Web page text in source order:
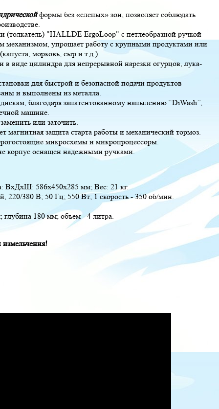
формы без «слепых» зон, позволяет соблюдать
(толкатель) "HALLDE ErgoLoop" с петлеобразной ручкой
механизмом, упрощает работу с крупными продуктами или
морковь, сыр и т.д.).
виде цилиндра для непрерывной нарезки огурцов, лука-
для быстрой и безопасной подачи продуктов
и выполнены из металла.
благодаря запатентованному напылению “DiWash”,
машине.
или заточить.
магнитная защита старта работы и механический тормоз.
микросхемы и микропроцессоры.
корпус оснащен надежными ручками.
ВхДхШ: 586х450х285 мм; Вес: 21 кг.
220/380 В; 50 Гц; 550 Вт; 1 скорость - 350 об/мин.
180 мм; объем - 4 литра.